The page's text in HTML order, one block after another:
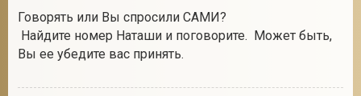
Говорять или Вы спросили САМИ?
Найдите номер Наташи и поговорите. Может быть,
Вы ее убедите вас принять.